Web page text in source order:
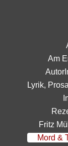
Am
Lyrik,
Fritz
Mord &